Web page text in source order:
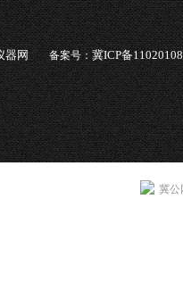
器网 备案号：冀ICP备
冀公